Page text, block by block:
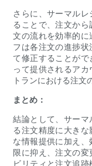
さらに、サーマル
ることで、注文か
文の流れを効率的
フは各注文の進捗
て修正することが
って提供されるア
トランにおける注文
まとめ：
結論として、サー
る注文精度に大き
な情報提供に加え
限に抑え、注文の
ビリティと注文追